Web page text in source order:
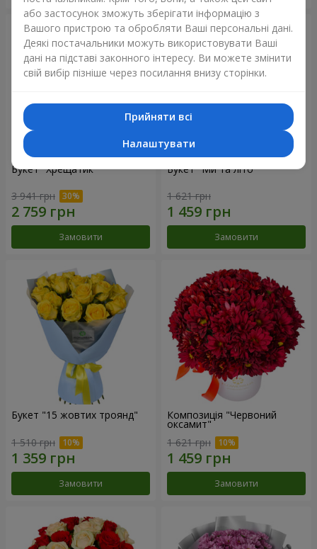
Букет "Хрещатик"
3 941 грн
Замовити
Букет "Ми та літо"
1 621 грн
Замовити
Букет "15 жовтих троянд"
1 510 грн
Замовити
Композиція "Червоний
оксамит"
1 621 грн
Замовити
або застосунок зможуть зберігати інформацію з
Вашого пристрою та обробляти Ваші персональні дані.
Деякі постачальники можуть використовувати Ваші
дані на підставі законного інтересу. Ви можете змінити
свій вибір пізніше через посилання внизу сторінки.
Прийняти всі
Налаштувати